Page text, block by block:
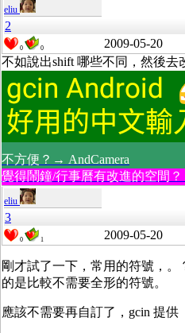
eliu
2
0 0 2009-05-20
不如說出shift 哪些不同，然後去
不方便？→ AndCamera
覺得鬧鐘/行事曆有改進的空間
eliu
3
0 1 2009-05-20
剛才試了一下，常用的符號，
的是比較不需要全形的符號。
應該不需要再自訂了，gcin 提供